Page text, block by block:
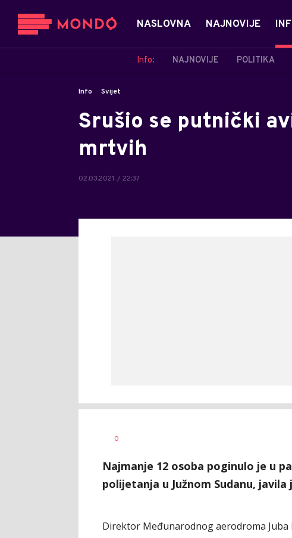
NASLOVNA NAJNOVIJE
Info: NAJNOVIJE POLITIKA
Info Svijet
Srušio se putnički
mrtvih
02.03.2021. / 22:37
AUTOR
0
Najmanje 12 osoba poginulo je u
polijetanja u Južnom Sudanu,
Direktor Međunarodnog aerodroma